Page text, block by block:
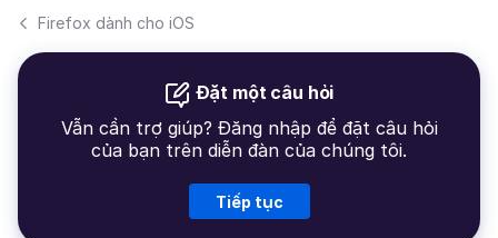
Firefox dành cho iOS
Đặt một câu hỏi
Vẫn cần trợ giúp? Đăng nhập để đặt câu hỏi
của bạn trên diễn đàn của chúng tôi.
Tiếp tục